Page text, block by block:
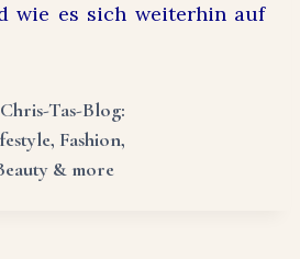
wie es sich weiterhin auf